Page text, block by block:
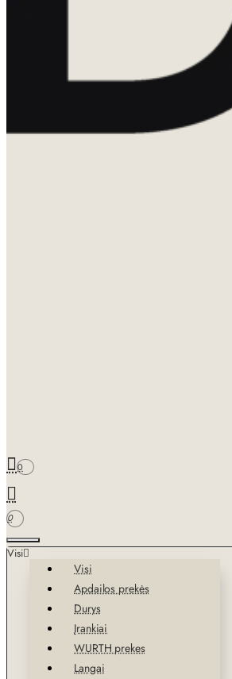
0
0
Visi
Visi
Apdailos prekės
Durys
Įrankiai
WURTH prekes
Langai